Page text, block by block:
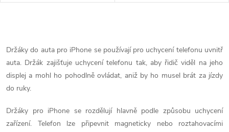
v
l
á
d
Držáky do auta pro iPhone se používají pro uchycení telefonu uvnitř
auta. Držák zajišťuje uchycení telefonu tak, aby řidič viděl na jeho
displej a mohl ho pohodlně ovládat, aniž by ho musel brát za jízdy
do ruky.
Držáky pro iPhone se rozdělují hlavně podle způsobu uchycení
zařízení. Telefon lze připevnit magneticky nebo roztahovacími